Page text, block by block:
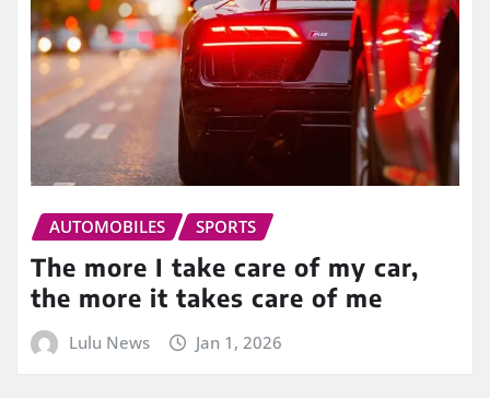
AUTOMOBILES SPORTS
The more I take care of my car,
the more it takes care of me
Lulu News Jan 1, 2026